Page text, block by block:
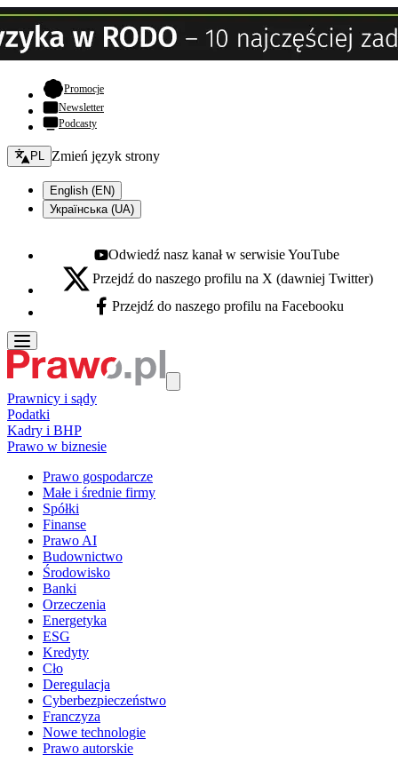
Promocje- otwiera się w nowej karcie
Newsletter
Podcasty
Zmień język - bieżący:
PL Zmień język strony
English (EN)
Українська (UA)
Youtube - otwiera się w nowej karcie
Odwiedź nasz kanał w serwisie YouTube
X - otwiera się w nowej karcie
Przejdź do naszego profilu na X (dawniej Twitter)
Facebook - otwiera się w nowej karcie
Przejdź do naszego profilu na Facebooku
Prawnicy i sądy
Podatki
Kadry i BHP
Prawo w biznesie
Prawo gospodarcze
Małe i średnie firmy
Spółki
Finanse
Prawo AI
Budownictwo
Środowisko
Banki
Orzeczenia
Energetyka
ESG
Kredyty
Cło
Deregulacja
Cyberbezpieczeństwo
Franczyza
Nowe technologie
Prawo autorskie